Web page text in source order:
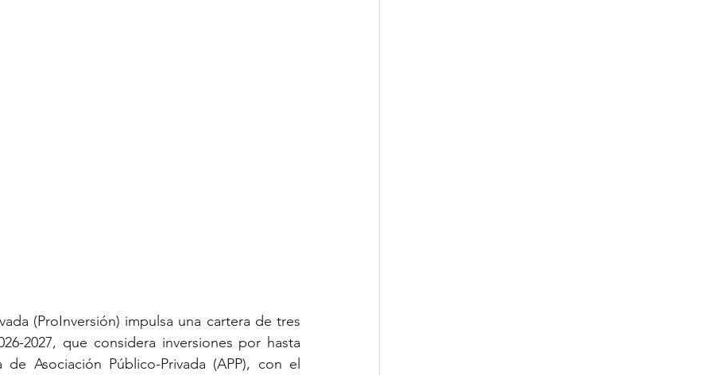
(ProInversión) impulsa una cartera de tres
2027, que considera inversiones por hasta
Asociación Público-Privada (APP), con el